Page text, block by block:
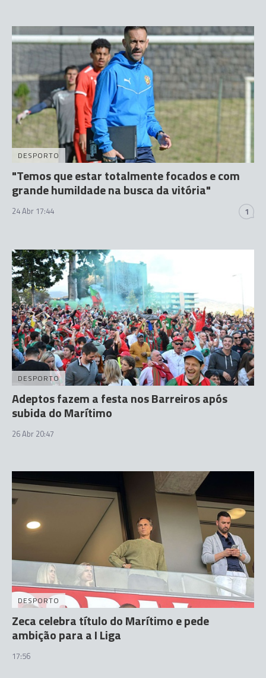
DESPORTO
"Temos que estar totalmente focados e com
grande humildade na busca da vitória"
24 Abr 17:44 1
DESPORTO
Adeptos fazem a festa nos Barreiros após
subida do Marítimo
26 Abr 20:47
DESPORTO
Zeca celebra título do Marítimo e pede
ambição para a I Liga
17:56